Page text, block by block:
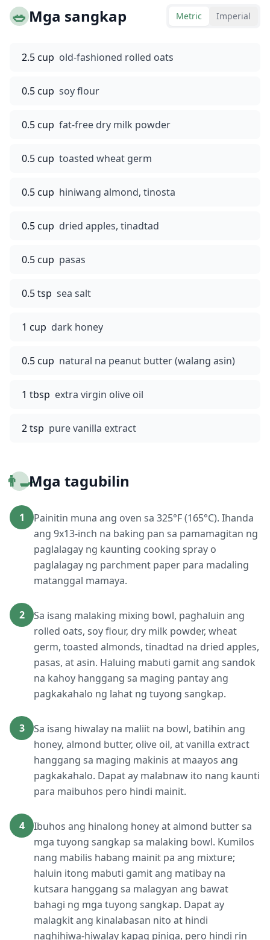
🥗Mga sangkap Metric Imperial
2.5 cup old-fashioned rolled oats
0.5 cup soy flour
0.5 cup fat-free dry milk powder
0.5 cup toasted wheat germ
0.5 cup hiniwang almond, tinosta
0.5 cup dried apples, tinadtad
0.5 cup pasas
0.5 tsp sea salt
1 cup dark honey
0.5 cup natural na peanut butter (walang asin)
1 tbsp extra virgin olive oil
2 tsp pure vanilla extract
👨‍🍳Mga tagubilin
1
Painitin muna ang oven sa 325°F (165°C). Ihanda
ang 9x13-inch na baking pan sa pamamagitan ng
paglalagay ng kaunting cooking spray o
paglalagay ng parchment paper para madaling
matanggal mamaya.
2
Sa isang malaking mixing bowl, paghaluin ang
rolled oats, soy flour, dry milk powder, wheat
germ, toasted almonds, tinadtad na dried apples,
pasas, at asin. Haluing mabuti gamit ang sandok
na kahoy hanggang sa maging pantay ang
pagkakahalo ng lahat ng tuyong sangkap.
3
Sa isang hiwalay na maliit na bowl, batihin ang
honey, almond butter, olive oil, at vanilla extract
hanggang sa maging makinis at maayos ang
pagkakahalo. Dapat ay malabnaw ito nang kaunti
para maibuhos pero hindi mainit.
4
Ibuhos ang hinalong honey at almond butter sa
mga tuyong sangkap sa malaking bowl. Kumilos
nang mabilis habang mainit pa ang mixture;
haluin itong mabuti gamit ang matibay na
kutsara hanggang sa malagyan ang bawat
bahagi ng mga tuyong sangkap. Dapat ay
malagkit ang kinalabasan nito at hindi
naghihiwa-hiwalay kapag piniga, pero hindi rin